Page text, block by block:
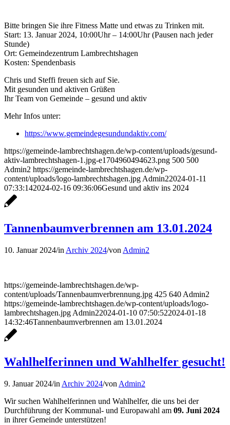
Bitte bringen Sie ihre Fitness Matte und etwas zu Trinken mit.
Start: 13. Januar 2024, 10:00Uhr – 14:00Uhr (Pausen nach jeder
Stunde)
Ort: Gemeindezentrum Lambrechtshagen
Kosten: Spendenbasis
Chris und Steffi freuen sich auf Sie.
Mit gesunden und aktiven Grüßen
Ihr Team von Gemeinde – gesund und aktiv
Mehr Infos unter:
https://www.gemeindegesundundaktiv.com/
https://gemeinde-lambrechtshagen.de/wp-content/uploads/gesund-
aktiv-lambrechtshagen-1.jpg-e1704960494623.png 500 500
Admin2 https://gemeinde-lambrechtshagen.de/wp-
content/uploads/logo-lambrechtshagen.jpg Admin22024-01-11
07:33:142024-02-16 09:36:06Gesund und aktiv ins 2024
Tannenbaumverbrennen am 13.01.2024
10. Januar 2024/in Archiv 2024/von Admin2
https://gemeinde-lambrechtshagen.de/wp-
content/uploads/Tannenbaumverbrennung.jpg 425 640 Admin2
https://gemeinde-lambrechtshagen.de/wp-content/uploads/logo-
lambrechtshagen.jpg Admin22024-01-10 07:50:522024-01-18
14:32:46Tannenbaumverbrennen am 13.01.2024
Wahlhelferinnen und Wahlhelfer gesucht!
9. Januar 2024/in Archiv 2024/von Admin2
Wir suchen Wahlhelferinnen und Wahlhelfer, die uns bei der
Durchführung der Kommunal- und Europawahl am 09. Juni 2024
in ihrer Gemeinde unterstützen!